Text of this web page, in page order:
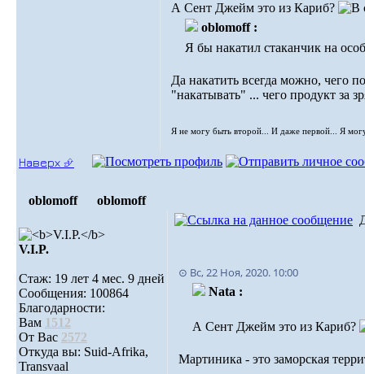
А Сент Джейм это из Кариб?
oblomoff :
Я бы накатил стаканчик на
Да накатить всегда можно, чего
"накатывать" ... чего продукт за
Я не могу быть второй... И даже первой... Я
Наверх ⮵
oblomoff oblomoff
V.I.P.
Стаж: 19 лет 4 мес. 9 дней
Сообщения: 100864
Благодарности:
Вам 1512
От Вас 2572
Откуда вы: Suid-Afrika,
Transvaal
⊙ Вс, 22 Ноя, 2020. 10:00
Nata :
А Сент Джейм это из Кариб?
Мартиника - это заморская